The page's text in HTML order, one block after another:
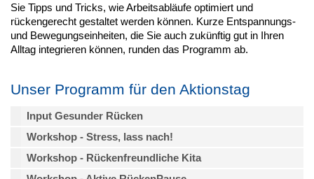
Sie Tipps und Tricks, wie Arbeitsabläufe optimiert und
rückengerecht gestaltet werden können. Kurze Entspannungs-
und Bewegungseinheiten, die Sie auch zukünftig gut in Ihren
Alltag integrieren können, runden das Programm ab.
Unser Programm für den Aktionstag
Input Gesunder Rücken
Workshop - Stress, lass nach!
Workshop - Rückenfreundliche Kita